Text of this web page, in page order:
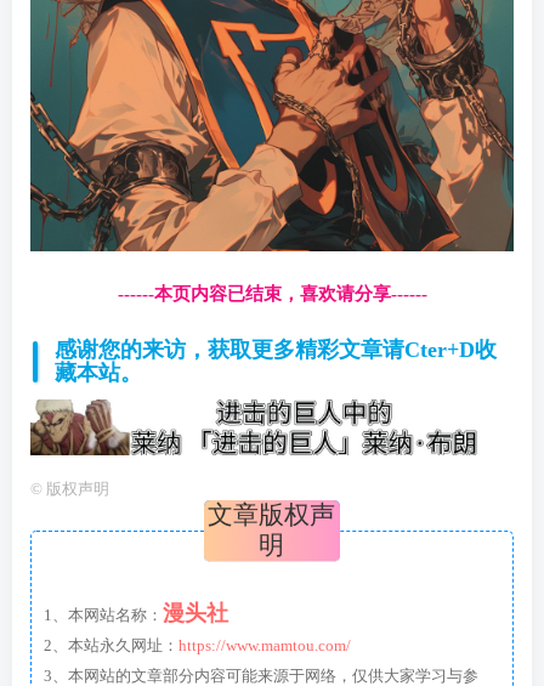
------本页内容已结束，喜欢请分享------
感谢您的来访，获取更多精彩文章请Cter+D收
藏本站。
© 版权声明
文章版权声
明
1、本网站名称： 漫头社
2、本站永久网址： https://www.mamtou.com/
3、本网站的文章部分内容可能来源于网络，仅供大家学习与参